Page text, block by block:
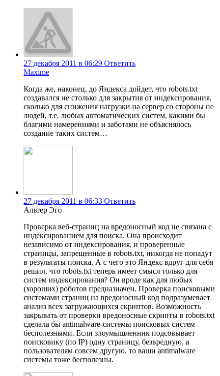
27 декабря 2011 в 06:29 Ответить
Maxime
Когда же, наконец, до Яндекса дойдет, что robots.txt
создавался не столько для закрытия от индексирования,
сколько для снижения нагрузки на сервер со стороны не
людей, т.е. любых автоматических систем, какими бы
благими намерениями и заботами не объяснялось
создание таких систем…
27 декабря 2011 в 06:33 Ответить
Альтер Эго
Проверка веб-страниц на вредоносный код не связана с
индексированием для поиска. Она происходит
независимо от индексирования, и проверенные
страницы, запрещенные в robots.txt, никогда не попадут
в результаты поиска. А с чего это Яндекс вдруг для себя
решил, что robots.txt теперь имеет смысл только для
систем индексирования? Он вроде как для любых
(хороших) роботов предназначен. Проверка поисковыми
системами страниц на вредоносный код подразумевает
анализ всех загружающихся скриптов. Возможность
закрывать от проверки вредоносные скрипты в robots.txt
сделала бы antimalware-системы поисковых систем
бесполезными. Если злоумышленник подсовывает
поисковику (по IP) одну страницу, безвредную, а
пользователям совсем другую, то ваши antimalware
системы тоже бесполезны.